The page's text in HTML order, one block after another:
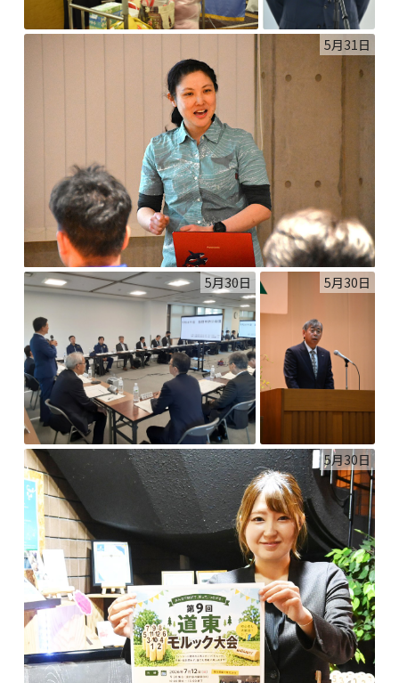
5月31日
5月30日 5月30日
5月30日